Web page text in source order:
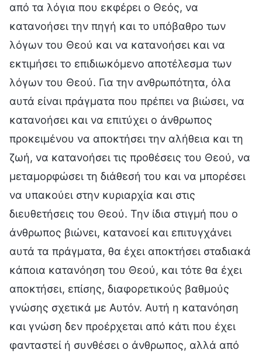
από τα λόγια που εκφέρει ο Θεός, να
κατανοήσει την πηγή και το υπόβαθρο των
λόγων του Θεού και να κατανοήσει και να
εκτιμήσει το επιδιωκόμενο αποτέλεσμα των
λόγων του Θεού. Για την ανθρωπότητα, όλα
αυτά είναι πράγματα που πρέπει να βιώσει, να
κατανοήσει και να επιτύχει ο άνθρωπος
προκειμένου να αποκτήσει την αλήθεια και τη
ζωή, να κατανοήσει τις προθέσεις του Θεού, να
μεταμορφώσει τη διάθεσή του και να μπορέσει
να υπακούει στην κυριαρχία και στις
διευθετήσεις του Θεού. Την ίδια στιγμή που ο
άνθρωπος βιώνει, κατανοεί και επιτυγχάνει
αυτά τα πράγματα, θα έχει αποκτήσει σταδιακά
κάποια κατανόηση του Θεού, και τότε θα έχει
αποκτήσει, επίσης, διαφορετικούς βαθμούς
γνώσης σχετικά με Αυτόν. Αυτή η κατανόηση
και γνώση δεν προέρχεται από κάτι που έχει
φανταστεί ή συνθέσει ο άνθρωπος, αλλά από